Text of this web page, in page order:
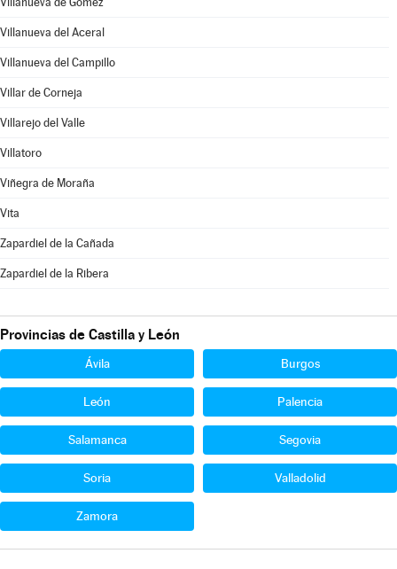
Villanueva del Aceral
Villanueva del Campillo
Villar de Corneja
Villarejo del Valle
Villatoro
Viñegra de Moraña
Vita
Zapardiel de la Cañada
Zapardiel de la Ribera
Provincias de Castilla y León
Ávila Burgos
León Palencia
Salamanca Segovia
Soria Valladolid
Zamora